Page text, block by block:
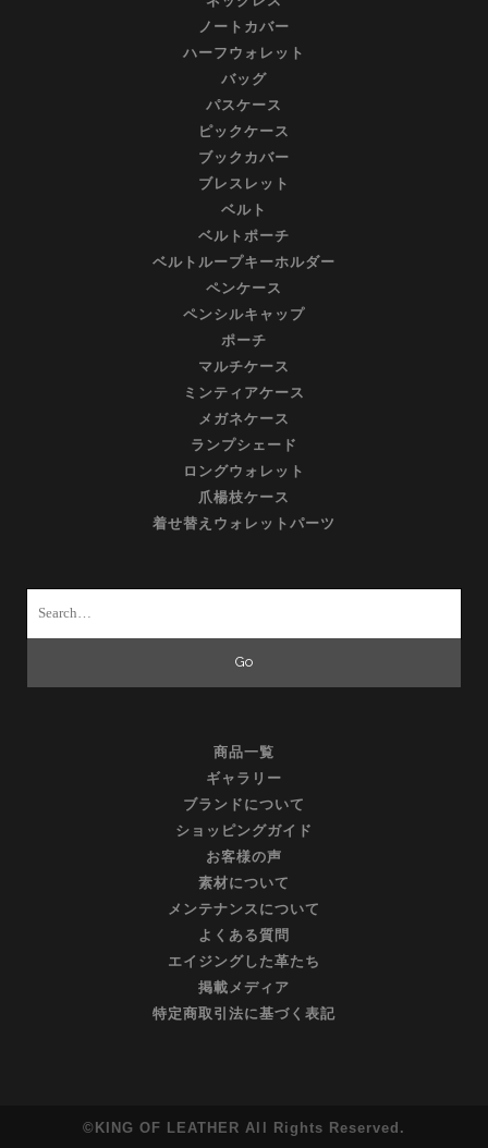
ノートカバー
ハーフウォレット
バッグ
パスケース
ピックケース
ブックカバー
ブレスレット
ベルト
ベルトポーチ
ベルトループキーホルダー
ペンケース
ペンシルキャップ
ポーチ
マルチケース
ミンティアケース
メガネケース
ランプシェード
ロングウォレット
爪楊枝ケース
着せ替えウォレットパーツ
商品一覧
ギャラリー
ブランドについて
ショッピングガイド
お客様の声
素材について
メンテナンスについて
よくある質問
エイジングした革たち
掲載メディア
特定商取引法に基づく表記
©KING OF LEATHER All Rights Reserved.